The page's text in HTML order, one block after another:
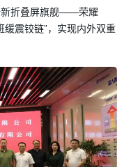
新折叠屏旗舰——荣耀
震铰链”，实现内外双重